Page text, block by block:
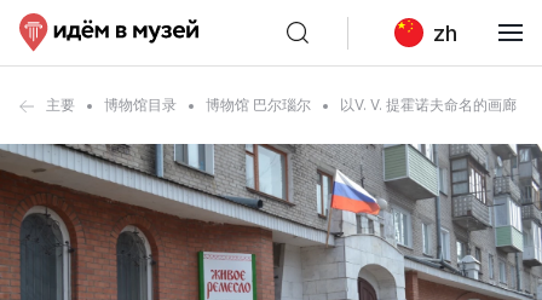
zh
主要 博物馆目录 博物馆 巴尔瑙尔 以V. V. 提霍诺夫命名的画廊